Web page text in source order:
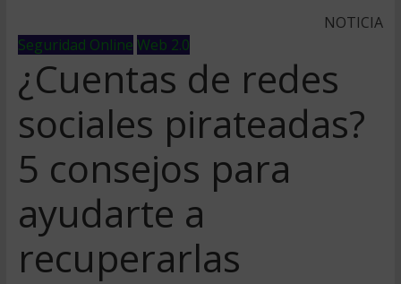
NOTICIA
Seguridad Online Web 2.0
¿Cuentas de redes
sociales pirateadas?
5 consejos para
ayudarte a
recuperarlas